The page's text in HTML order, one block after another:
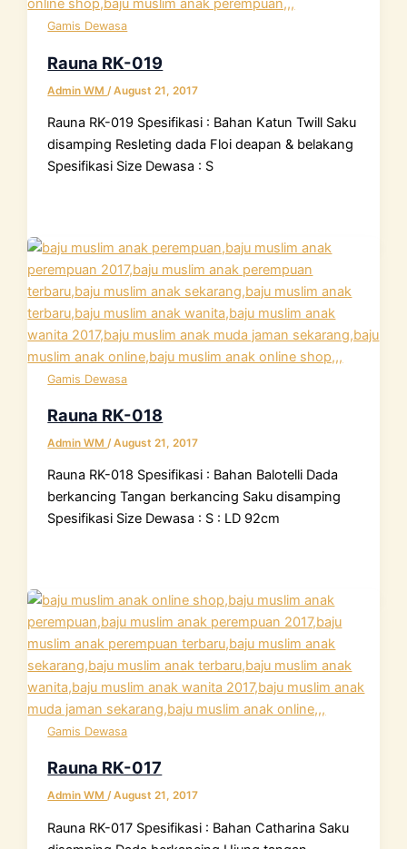
Gamis Dewasa
Rauna RK-019
Admin WM /August 21, 2017
Rauna RK-019 Spesifikasi : Bahan Katun Twill Saku
disamping Resleting dada Floi deapan & belakang
Spesifikasi Size Dewasa : S
Gamis Dewasa
Rauna RK-018
Admin WM /August 21, 2017
Rauna RK-018 Spesifikasi : Bahan Balotelli Dada
berkancing Tangan berkancing Saku disamping
Spesifikasi Size Dewasa : S : LD 92cm
Gamis Dewasa
Rauna RK-017
Admin WM/August 21, 2017
Rauna RK-017 Spesifikasi : Bahan Catharina Saku